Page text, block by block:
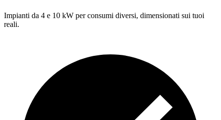
Impianti da 4 e 10 kW per consumi diversi, dimensionati sui tuoi
reali.